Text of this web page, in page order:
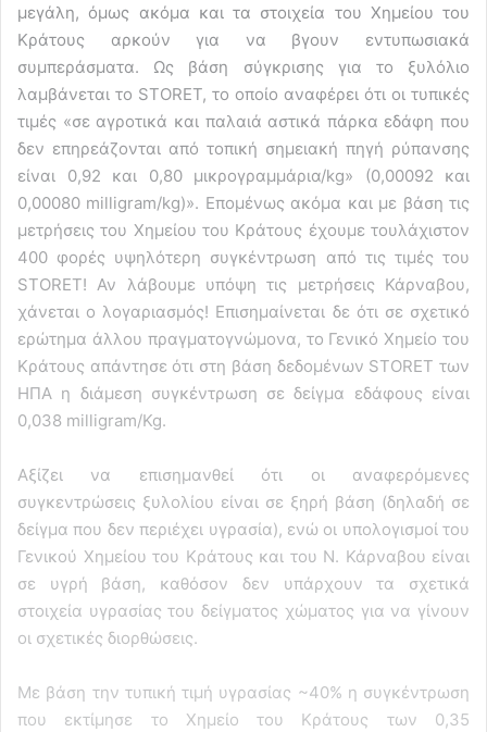
μεγάλη, όμως ακόμα και τα στοιχεία του Χημείου του
Κράτους αρκούν για να βγουν εντυπωσιακά
συμπεράσματα. Ως βάση σύγκρισης για το ξυλόλιο
λαμβάνεται το STORET, το οποίο αναφέρει ότι οι τυπικές
τιμές «σε αγροτικά και παλαιά αστικά πάρκα εδάφη που
δεν επηρεάζονται από τοπική σημειακή πηγή ρύπανσης
είναι 0,92 και 0,80 μικρογραμμάρια/kg» (0,00092 και
0,00080 milligram/kg)». Επομένως ακόμα και με βάση τις
μετρήσεις του Χημείου του Κράτους έχουμε τουλάχιστον
400 φορές υψηλότερη συγκέντρωση από τις τιμές του
STORET! Αν λάβουμε υπόψη τις μετρήσεις Κάρναβου,
χάνεται ο λογαριασμός! Επισημαίνεται δε ότι σε σχετικό
ερώτημα άλλου πραγματογνώμονα, το Γενικό Χημείο του
Κράτους απάντησε ότι στη βάση δεδομένων STORET των
ΗΠΑ η διάμεση συγκέντρωση σε δείγμα εδάφους είναι
0,038 milligram/Kg.
Αξίζει να επισημανθεί ότι οι αναφερόμενες
συγκεντρώσεις ξυλολίου είναι σε ξηρή βάση (δηλαδή σε
δείγμα που δεν περιέχει υγρασία), ενώ οι υπολογισμοί του
Γενικού Χημείου του Κράτους και του Ν. Κάρναβου είναι
σε υγρή βάση, καθόσον δεν υπάρχουν τα σχετικά
στοιχεία υγρασίας του δείγματος χώματος για να γίνουν
οι σχετικές διορθώσεις.
Με βάση την τυπική τιμή υγρασίας ~40% η συγκέντρωση
που εκτίμησε το Χημείο του Κράτους των 0,35